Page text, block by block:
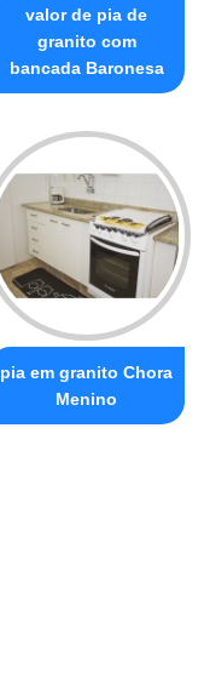
valor de pia de
granito com
bancada Baronesa
pia em granito Chora
Menino